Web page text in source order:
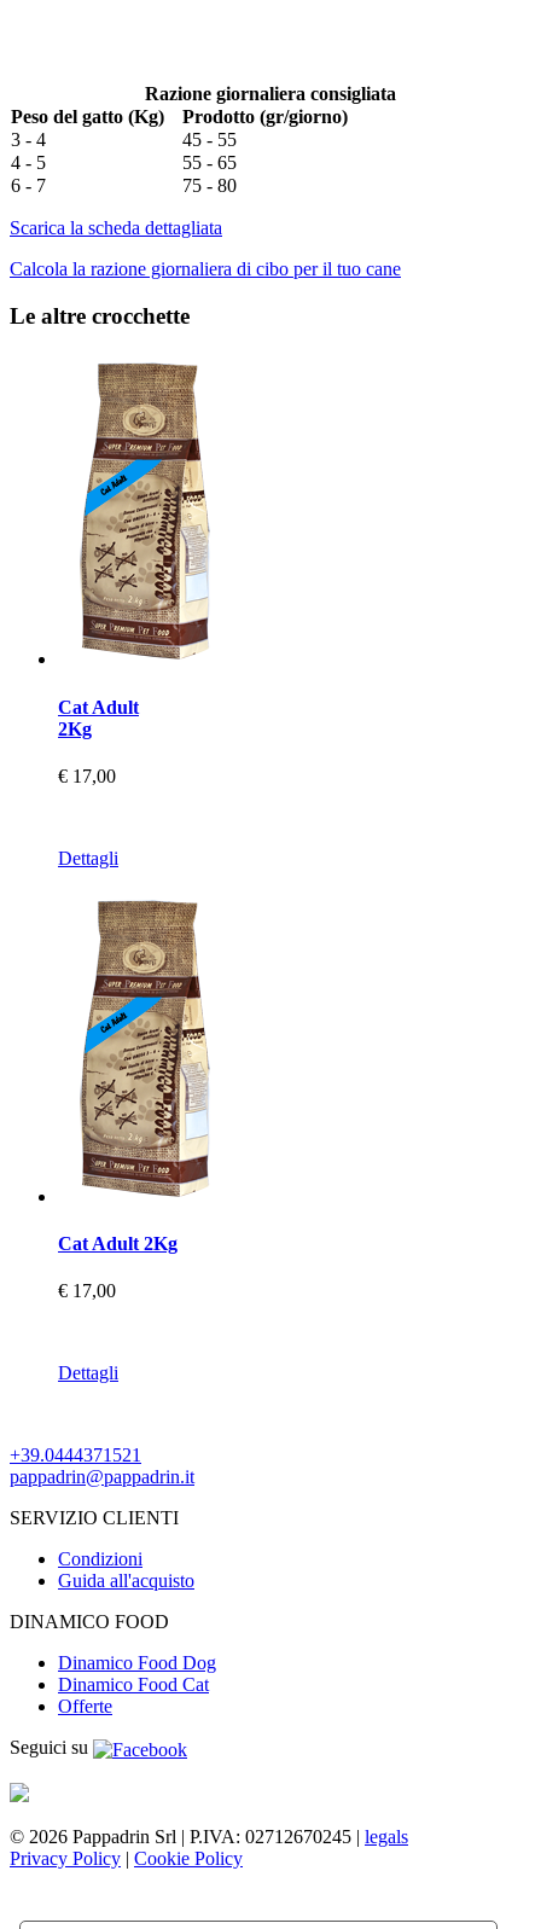
Razione giornaliera consigliata
Peso del gatto (Kg)
Prodotto (gr/giorno)
3 - 4
45 - 55
4 - 5
55 - 65
6 - 7
75 - 80
Scarica la scheda dettagliata
Calcola la razione giornaliera di cibo per il tuo cane
Le altre crocchette
Cat Adult
2Kg
€ 17,00
Dettagli
Cat Adult 2Kg
€ 17,00
Dettagli
+39.0444371521
pappadrin@pappadrin.it
SERVIZIO CLIENTI
Condizioni
Guida all'acquisto
DINAMICO FOOD
Dinamico Food Dog
Dinamico Food Cat
Offerte
Seguici su
© 2026 Pappadrin Srl | P.IVA: 02712670245 | legals
Privacy Policy | Cookie Policy